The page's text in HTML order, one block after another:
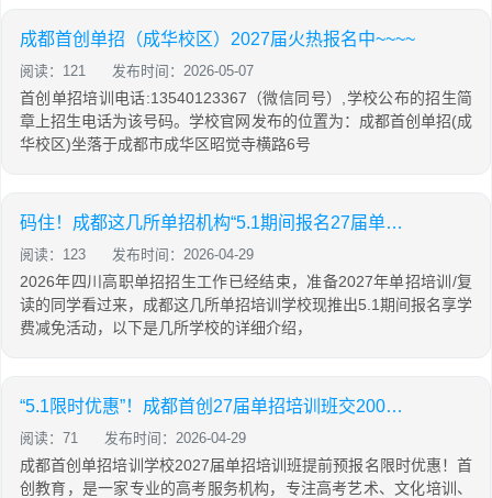
成都首创单招（成华校区）2027届火热报名中~~~~
阅读：121 发布时间：2026-05-07
首创单招培训电话:13540123367（微信同号）,学校公布的招生简
章上招生电话为该号码。学校官网发布的位置为：成都首创单招(成
华校区)坐落于成都市成华区昭觉寺横路6号
码住！成都这几所单招机构“5.1期间报名27届单招培训享学费优惠活动！
阅读：123 发布时间：2026-04-29
2026年四川高职单招招生工作已经结束，准备2027年单招培训/复
读的同学看过来，成都这几所单招培训学校现推出5.1期间报名享学
费减免活动，以下是几所学校的详细介绍，
“5.1限时优惠”！成都首创27届单招培训班交200抵1000！
阅读：71 发布时间：2026-04-29
成都首创单招培训学校2027届单招培训班提前预报名限时优惠！首
创教育，是一家专业的高考服务机构，专注高考艺术、文化培训、